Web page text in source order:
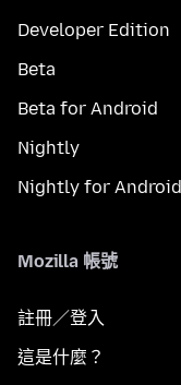
Developer Edition
Beta
Beta for Android
Nightly
Nightly for Android
Mozilla 帳號
註冊／登入
這是什麼？